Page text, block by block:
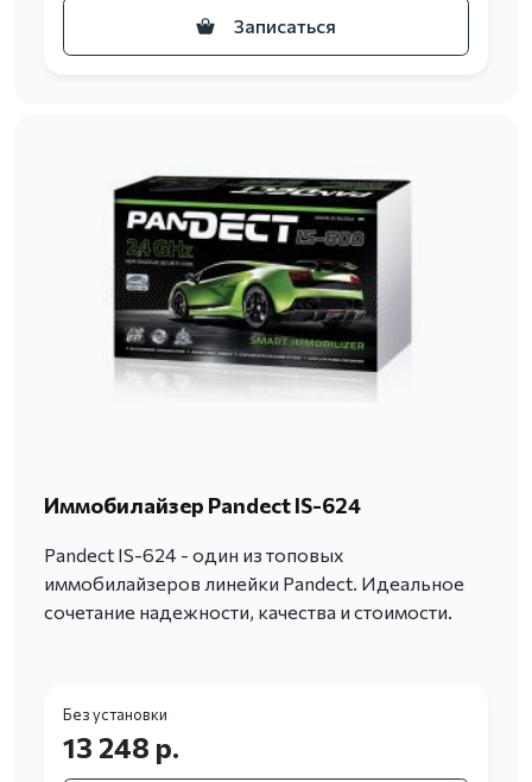
Записаться
Иммобилайзер Pandect IS-624
Pandect IS-624 - один из топовых
иммобилайзеров линейки Pandect. Идеальное
сочетание надежности, качества и стоимости.
Без установки
13 248 р.